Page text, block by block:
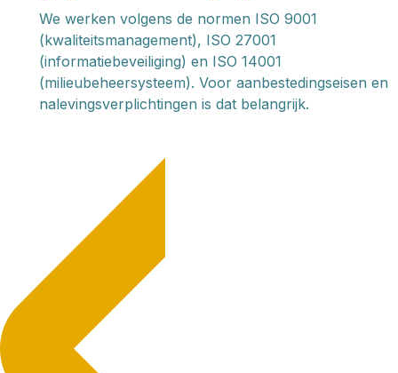
We werken volgens de normen ISO 9001
(kwaliteitsmanagement), ISO 27001
(informatiebeveiliging) en ISO 14001
(milieubeheersysteem). Voor aanbestedingseisen en
nalevingsverplichtingen is dat belangrijk.